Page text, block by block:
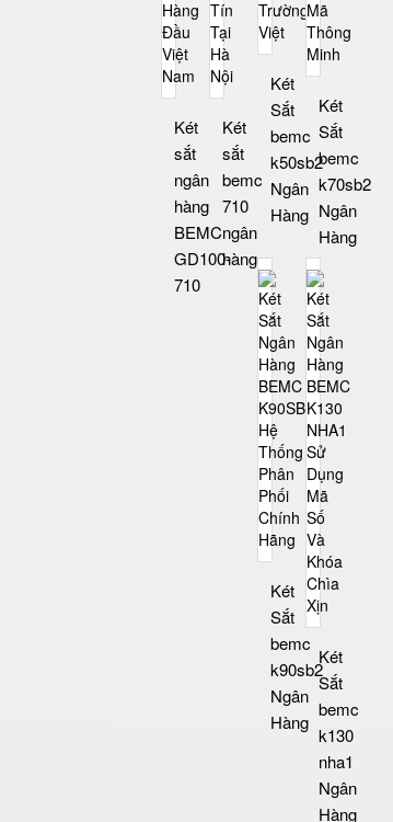
Két
sắt
ngân
hàng
BEMC
GD100-
710
Két
sắt
bemc
710
ngân
hàng
Két
Sắt
bemc
k50sb2
Ngân
Hàng
Két
Sắt
bemc
k70sb2
Ngân
Hàng
Két
Sắt
bemc
k90sb2
Ngân
Hàng
Két
Sắt
bemc
k130
nha1
Ngân
Hàng